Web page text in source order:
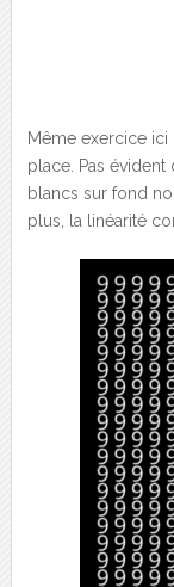
Même exercice ici
place. Pas évident
blancs sur fond
plus, la linéarité